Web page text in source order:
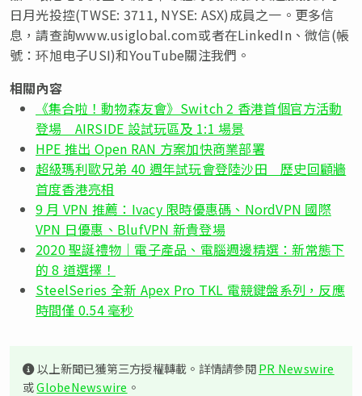
日月光投控(TWSE: 3711, NYSE: ASX)成員之一。更多信
息，請查詢www.usiglobal.com或者在LinkedIn、微信(帳
號：环旭电子USI)和YouTube關注我們。
相關內容
《集合啦！動物森友會》Switch 2 香港首個官方活動
登場 AIRSIDE 設試玩區及 1:1 場景
HPE 推出 Open RAN 方案加快商業部署
超級瑪利歐兄弟 40 週年試玩會登陸沙田 歷史回顧牆
首度香港亮相
9 月 VPN 推薦：Ivacy 限時優惠碼、NordVPN 國際
VPN 日優惠、BlufVPN 新貴登場
2020 聖誕禮物｜電子產品、電腦週邊精選：新常態下
的 8 道選擇！
SteelSeries 全新 Apex Pro TKL 電競鍵盤系列，反應
時間僅 0.54 毫秒
以上新聞已獲第三方授權轉載。詳情請參閱PR Newswire
或GlobeNewswire 。